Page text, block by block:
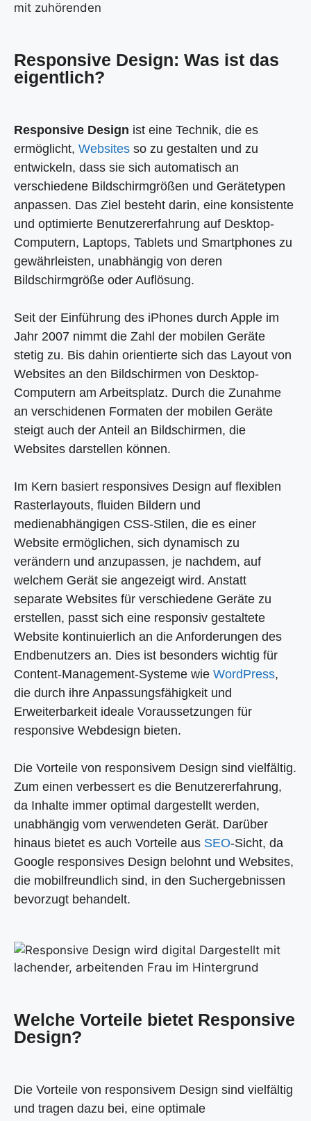
Responsive Design: Was ist das
eigentlich?
Responsive Design ist eine Technik, die es
ermöglicht, Websites so zu gestalten und zu
entwickeln, dass sie sich automatisch an
verschiedene Bildschirmgrößen und Gerätetypen
anpassen. Das Ziel besteht darin, eine konsistente
und optimierte Benutzererfahrung auf Desktop-
Computern, Laptops, Tablets und Smartphones zu
gewährleisten, unabhängig von deren
Bildschirmgröße oder Auflösung.
Seit der Einführung des iPhones durch Apple im
Jahr 2007 nimmt die Zahl der mobilen Geräte
stetig zu. Bis dahin orientierte sich das Layout von
Websites an den Bildschirmen von Desktop-
Computern am Arbeitsplatz. Durch die Zunahme
an verschidenen Formaten der mobilen Geräte
steigt auch der Anteil an Bildschirmen, die
Websites darstellen können.
Im Kern basiert responsives Design auf flexiblen
Rasterlayouts, fluiden Bildern und
medienabhängigen CSS-Stilen, die es einer
Website ermöglichen, sich dynamisch zu
verändern und anzupassen, je nachdem, auf
welchem Gerät sie angezeigt wird. Anstatt
separate Websites für verschiedene Geräte zu
erstellen, passt sich eine responsiv gestaltete
Website kontinuierlich an die Anforderungen des
Endbenutzers an. Dies ist besonders wichtig für
Content-Management-Systeme wie WordPress,
die durch ihre Anpassungsfähigkeit und
Erweiterbarkeit ideale Voraussetzungen für
responsive Webdesign bieten.
Die Vorteile von responsivem Design sind vielfältig.
Zum einen verbessert es die Benutzererfahrung,
da Inhalte immer optimal dargestellt werden,
unabhängig vom verwendeten Gerät. Darüber
hinaus bietet es auch Vorteile aus SEO-Sicht, da
Google responsives Design belohnt und Websites,
die mobilfreundlich sind, in den Suchergebnissen
bevorzugt behandelt.
Welche Vorteile bietet Responsive
Design?
Die Vorteile von responsivem Design sind vielfältig
und tragen dazu bei, eine optimale